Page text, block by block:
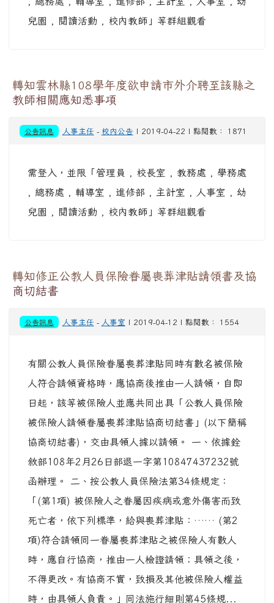
兒園 , 閱讀活動 , 校內教師」等群組觀看
轉知雲林縣108學年度欲申請市外介聘至該縣之
教師相關應知悉事項
公告訊息 人事主任 - 校內公告 | 2019-04-22 | 點閱數： 1871
需登入，並限「管理員 , 校長室 , 教務處 , 學務處
, 總務處 , 輔導室 , 進修部 , 主計室 , 人事室 , 幼
兒園 , 閱讀活動 , 校內教師」等群組觀看
轉知修正公教人員保險眷屬喪葬津貼請領書及協
商切結書
公告訊息 人事主任 - 人事室 | 2019-04-12 | 點閱數： 1554
有關公教人員保險眷屬喪葬津貼同時有數名被保險
人符合請領資格時，應協商後推由一人請領，自即
日起，該等被保險人並應共同出具「公教人員保險
被保險人請領眷屬喪葬津貼協商切結書」(以下簡稱
協商切結書)，交由具領人據以請領。 一、依據銓
敘部108年2月26日部退一字第10847437232號
函辦理。 二、按公教人員保險法第34條規定：
「(第1項) 被保險人之眷屬因疾病或意外傷害而致
死亡者，依下列標準，給與喪葬津貼：…… (第2
項)符合請領同一眷屬喪葬津貼之被保險人有數人
時，應自行協商，推由一人檢證請領；具領之後，
不得更改。有協商不實，致損及其他被保險人權益
時，由具領人負責。」同法施行細則第45條規...